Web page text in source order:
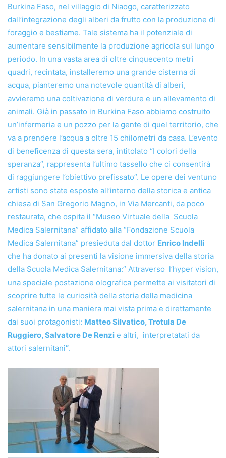
Burkina Faso, nel villaggio di Niaogo, caratterizzato
dall’integrazione degli alberi da frutto con la produzione di
foraggio e bestiame. Tale sistema ha il potenziale di
aumentare sensibilmente la produzione agricola sul lungo
periodo. In una vasta area di oltre cinquecento metri
quadri, recintata, installeremo una grande cisterna di
acqua, pianteremo una notevole quantità di alberi,
avvieremo una coltivazione di verdure e un allevamento di
animali. Già in passato in Burkina Faso abbiamo costruito
un’infermeria e un pozzo per la gente di quel territorio, che
va a prendere l’acqua a oltre 15 chilometri da casa. L’evento
di beneficenza di questa sera, intitolato “I colori della
speranza”, rappresenta l’ultimo tassello che ci consentirà
di raggiungere l’obiettivo prefissato”. Le opere dei ventuno
artisti sono state esposte all’interno della storica e antica
chiesa di San Gregorio Magno, in Via Mercanti, da poco
restaurata, che ospita il “Museo Virtuale della Scuola
Medica Salernitana” affidato alla “Fondazione Scuola
Medica Salernitana” presieduta dal dottor Enrico Indelli
che ha donato ai presenti la visione immersiva della storia
della Scuola Medica Salernitana:” Attraverso l’hyper vision,
una speciale postazione olografica permette ai visitatori di
scoprire tutte le curiosità della storia della medicina
salernitana in una maniera mai vista prima e direttamente
dai suoi protagonisti: Matteo Silvatico, Trotula De
Ruggiero, Salvatore De Renzi e altri, interpretatati da
attori salernitani”.